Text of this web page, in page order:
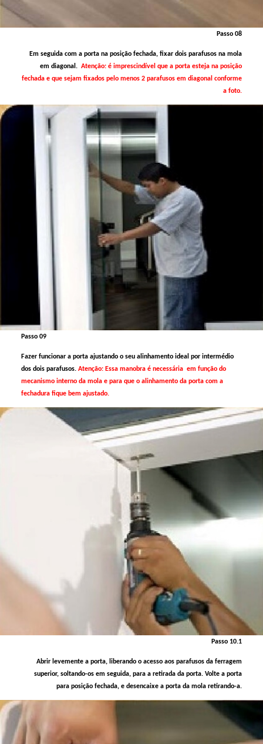
Passo 08
Em seguida com a porta na posição fechada, fixar dois parafusos na mola
em diagonal.Atenção: é imprescindível que a porta esteja na posição
fechada e que sejam fixados pelo menos 2 parafusos em diagonal conforme
a foto.
Passo 09
Fazer funcionar a porta ajustando o seu alinhamento ideal por intermédio
dos dois parafusos. Atenção: Essa manobra é necessária em função do
mecanismo interno da mola e para que o alinhamento da porta com a
fechadura fique bem ajustado.
Passo 10.1
Abrir levemente a porta, liberando o acesso aos parafusos da ferragem
superior, soltando-os em seguida, para a retirada da porta. Volte a porta
para posição fechada, e desencaixe a porta da mola retirando-a.